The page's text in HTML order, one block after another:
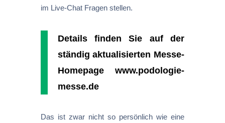
im Live-Chat Fragen stellen.
Details finden Sie auf der
ständig aktualisierten Messe-
Homepage www.podologie-
messe.de
Das ist zwar nicht so persönlich wie eine